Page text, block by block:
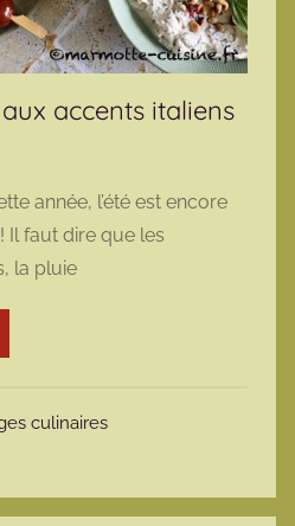
accents italiens
année, l’été est encore
Il faut dire que les
la pluie
culinaires